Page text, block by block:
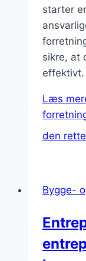
starter
sikre, at
effektivt.
Læs
den
Bygge-